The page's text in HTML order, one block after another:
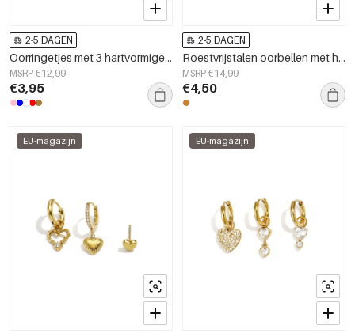
2-5 DAGEN
Oorringetjes met 3 hartvormige kralen
MSRP €12,99
€3,95
2-5 DAGEN
Roestvrijstalen oorbellen met hanger in hartvorm, eenvoudige dagelijkse serie, damessieraden
MSRP €14,99
€4,50
EU-magazijn EU-magazijn